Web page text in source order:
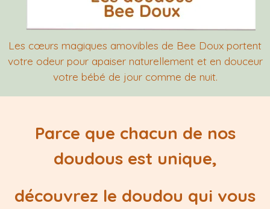
Les cœurs magiques amovibles de Bee Doux portent
votre odeur pour apaiser naturellement et en douceur
votre bébé de jour comme de nuit.
Parce que chacun de nos
doudous est unique,
découvrez le doudou qui vous